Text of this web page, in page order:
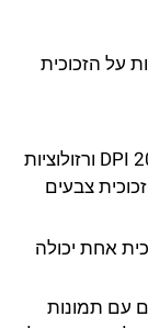
על הזכוכית
איכות ההדפסה יכולה להגיע עד 2000 DPI ורזולוציות
צבעים
אחת יכולה
עם תמונות